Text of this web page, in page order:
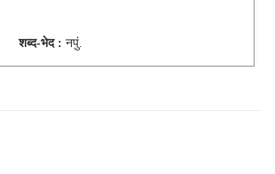
शब्द-भेद : नपुं.